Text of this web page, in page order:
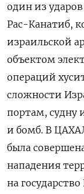
один из
Рас-Канатиб,
израильской
объектом
операций
сложности
портам, судну
и бомб. В
была
нападения
на